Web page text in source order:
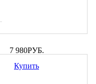
7 980РУБ.
Купить